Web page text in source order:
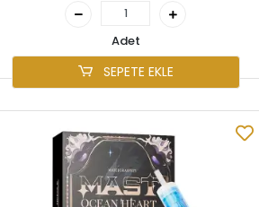
Adet
SEPETE EKLE